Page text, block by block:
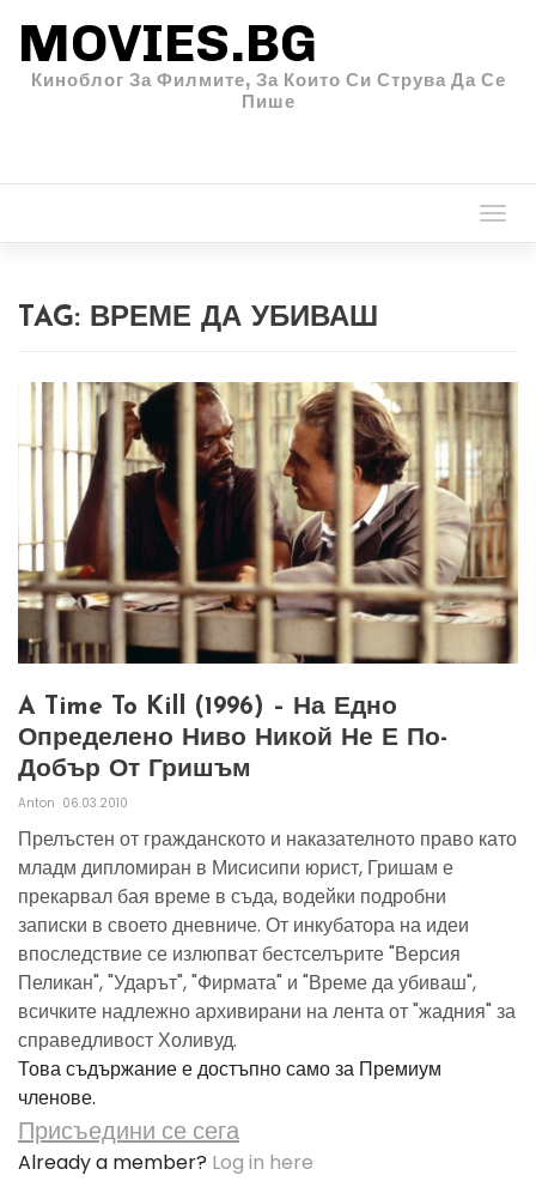
MOVIES.BG
Киноблог За Филмите, За Които Си Струва Да Се
Пише
TAG: ВРЕМЕ ДА УБИВАШ
A Time To Kill (1996) – На Едно
Определено Ниво Никой Не Е По-
Добър От Гришъм
Anton 06.03.2010
Прелъстен от гражданското и наказателното право като
младм дипломиран в Мисисипи юрист, Гришам е
прекарвал бая време в съда, водейки подробни
записки в своето дневниче. От инкубатора на идеи
впоследствие се излюпват бестселърите "Версия
Пеликан", "Ударът", "Фирмата" и "Време да убиваш",
всичките надлежно архивирани на лента от "жадния" за
справедливост Холивуд.
Това съдържание е достъпно само за Премиум
членове.
Присъедини се сега
Already a member? Log in here